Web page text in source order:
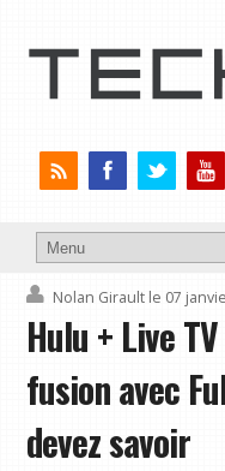
Nolan Girault le 07
Hulu + Live
fusion avec
devez savoir